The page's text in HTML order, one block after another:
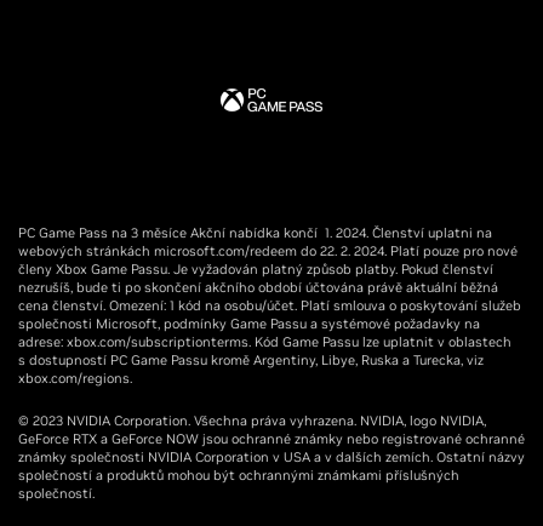
PC Game Pass na 3 měsíce Akční nabídka končí 1. 2024. Členství uplatni na
webových stránkách microsoft.com/redeem do 22. 2. 2024. Platí pouze pro nové
členy Xbox Game Passu. Je vyžadován platný způsob platby. Pokud členství
nezrušíš, bude ti po skončení akčního období účtována právě aktuální běžná
cena členství. Omezení: 1 kód na osobu/účet. Platí smlouva o poskytování služeb
společnosti Microsoft, podmínky Game Passu a systémové požadavky na
adrese: xbox.com/subscriptionterms. Kód Game Passu lze uplatnit v oblastech
s dostupností PC Game Passu kromě Argentiny, Libye, Ruska a Turecka, viz
xbox.com/regions.
© 2023 NVIDIA Corporation. Všechna práva vyhrazena. NVIDIA, logo NVIDIA,
GeForce RTX a GeForce NOW jsou ochranné známky nebo registrované ochranné
známky společnosti NVIDIA Corporation v USA a v dalších zemích. Ostatní názvy
společností a produktů mohou být ochrannými známkami příslušných
společností.